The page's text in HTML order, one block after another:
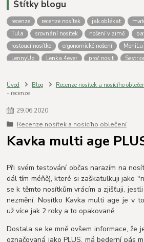
Štítky blogu
recenze recenze nosítek jak oblékat
Tula
srovnání nosítek nošení v zimě
rostoucí nosítko
ergonomické nošení MoniLu
LennyUp
Lenka 4ever proč nosit
Tula Free to Grow
zateplovací kapsa
nosítko od narození
LennyLamb
fotoporovnání
Porovnání nosítek lenka
Úvod Blog Recenze nosítek a nosícího
- recenze
29.06.2020
Recenze nosítek a nosícího oblečení
Kavka multi age
Při svém testování občas narazím na
dál tím méňě), které si zaškatulkuji jako
se k těmto nosítkům vrácím a zjišťuji,
nezmění. Nosítko Kavka multi age je v
už více jak 2 roky a to opakovaně.
Dostala se ke mně ovšem informace, že
označovaná jako PLUS, má bederní pás